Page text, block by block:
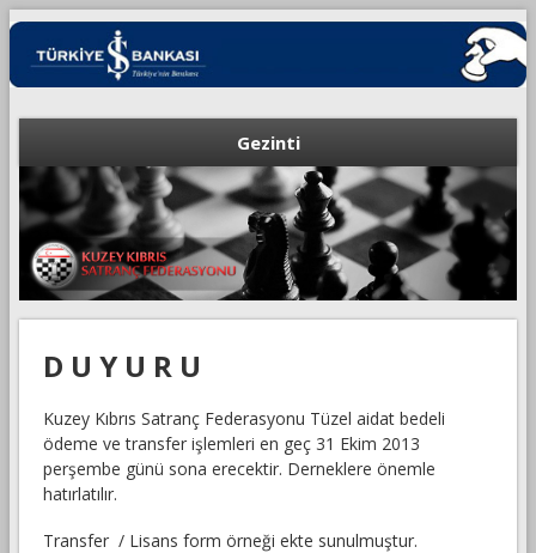
Gezinti
D U Y U R U
Kuzey Kıbrıs Satranç Federasyonu Tüzel aidat bedeli
ödeme ve transfer işlemleri en geç 31 Ekim 2013
perşembe günü sona erecektir. Derneklere önemle
hatırlatılır.
Transfer / Lisans form örneği ekte sunulmuştur.